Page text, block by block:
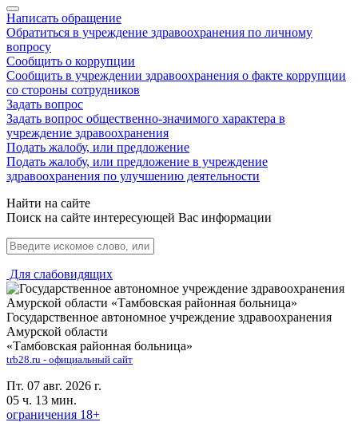
Написать обращение
Обратиться в учреждение здравоохранения по личному
вопросу
Сообщить о коррупции
Сообщить в учреждении здравоохранения о факте коррупции
со стороны сотрудников
Задать вопрос
Задать вопрос общественно-значимого характера в
учреждение здравоохранения
Подать жалобу, или предложение
Подать жалобу, или предложение в учреждение
здравоохранения по улучшению деятельности
Найти на сайте
Поиск на сайте интересующей Вас информации
Для слабовидящих
Государственное автономное учреждение здравоохранения
Амурской области
«Тамбовская районная больница»
trb28.ru - официальный сайт
Пт. 07 авг. 2026 г.
05 ч. 13 мин.
ограничения 18+